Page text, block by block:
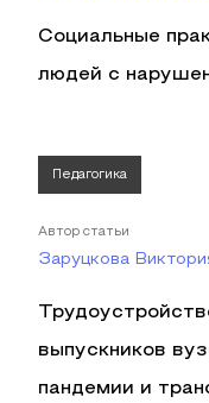
Социальные
людей с
Педагогика
Автор статьи
Заруцкова
выпускников
пандемии и